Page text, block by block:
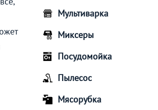
Мультиварка
Миксеры
Посудомойка
Пылесос
Мясорубка